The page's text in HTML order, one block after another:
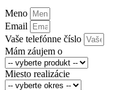
Meno
Email
Vaše telefónne číslo
Mám záujem o
Miesto realizácie